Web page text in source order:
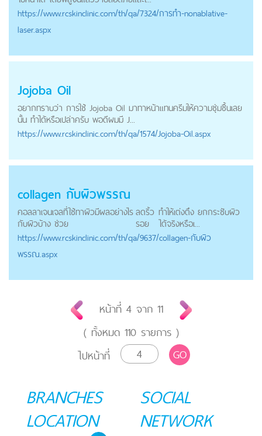
https://www.rcskinclinic.com/th/qa/7324/การทำ-nonablative-
laser.aspx
Jojoba Oil
อยากทราบว่า การใช้ Jojoba Oil มาทาหน้าแทนครีมให้ความชุ่มชื้นเลย
นั้น ทำได้หรือเปล่าครับ พอดีผมมี J...
https://www.rcskinclinic.com/th/qa/1574/Jojoba-Oil.aspx
collagen กับผิวพรรณ
คอลลาเจนเจลที่ใช้ทาผิวมีผลอย่างไร
กับผิวบ้าง ช่วย
ลดริ้ว
รอย
ทำให้เต่งตึง ยกกระชับผิว
ได้จริงหรือเ...
https://www.rcskinclinic.com/th/qa/9637/collagen-กับผิว
พรรณ.aspx
หน้าที่ 4จาก 11
( ทั้งหมด 110รายการ )
ไปหน้าที่
GO
BRANCHES
LOCATION
SOCIAL
NETWORK